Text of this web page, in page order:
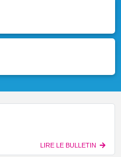
LIRE LE BULLETIN